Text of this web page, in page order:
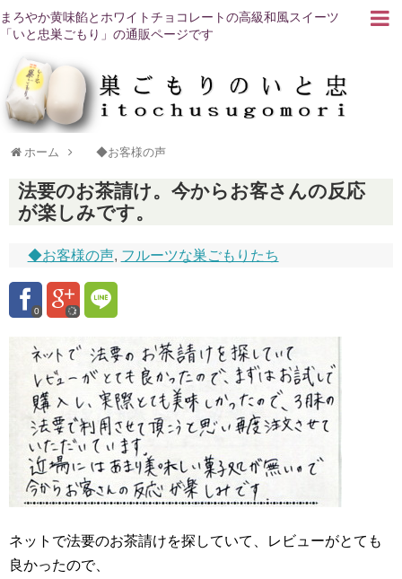
まろやか黄味餡とホワイトチョコレートの高級和風スイーツ
「いと忠巣ごもり」の通販ページです
ホーム ◆お客様の声
法要のお茶請け。今からお客さんの反応
が楽しみです。
◆お客様の声, フルーツな巣ごもりたち
0
ネットで法要のお茶請けを探していて、レビューがとても
良かったので、